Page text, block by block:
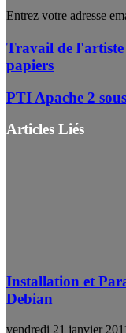
Entrez votre adresse
Travail de l'artiste
papiers
PTI Apache 2
Articles Liés
Installation et
Debian
vendredi 21 janvier